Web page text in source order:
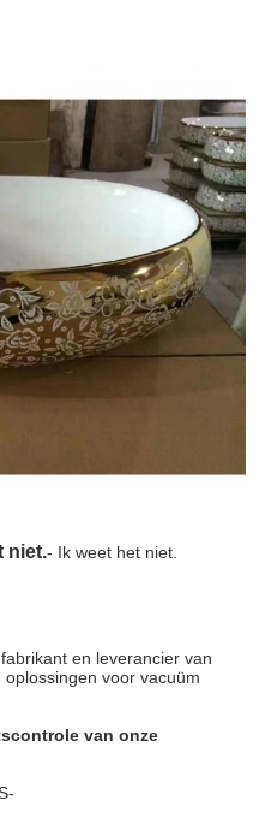
niet.- Ik weet het niet.
en leverancier van
voor vacuüm
van onze